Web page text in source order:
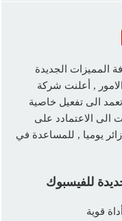
المميزات الجديدة
, أعلنت شركة
الى تفعيل خاصية
الى الاعتمادد على
للفيسبوك
قوية